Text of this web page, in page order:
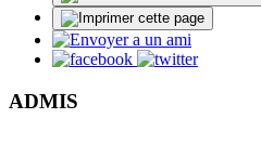
ADMIS